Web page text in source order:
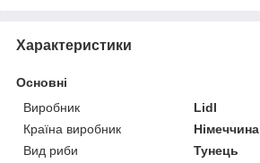
Характеристики
Основні
Виробник
Lidl
Країна виробник
Німеччина
Вид риби
Тунець